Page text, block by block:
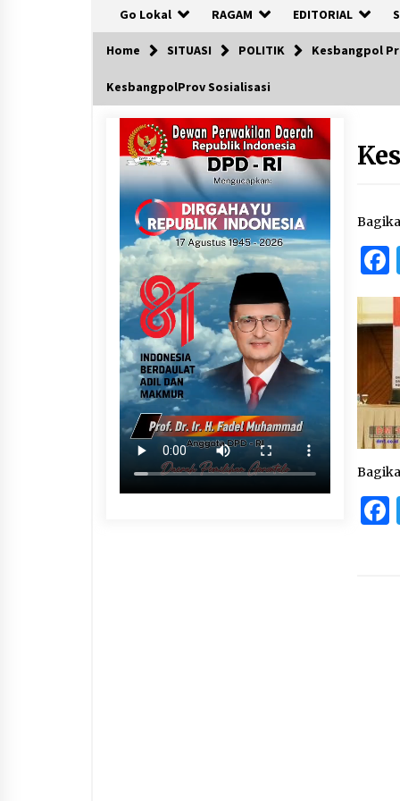
Go Lokal RAGAM EDITORIAL
Home SITUASI POLITIK Kesbangpol
KesbangpolProv Sosialisasi